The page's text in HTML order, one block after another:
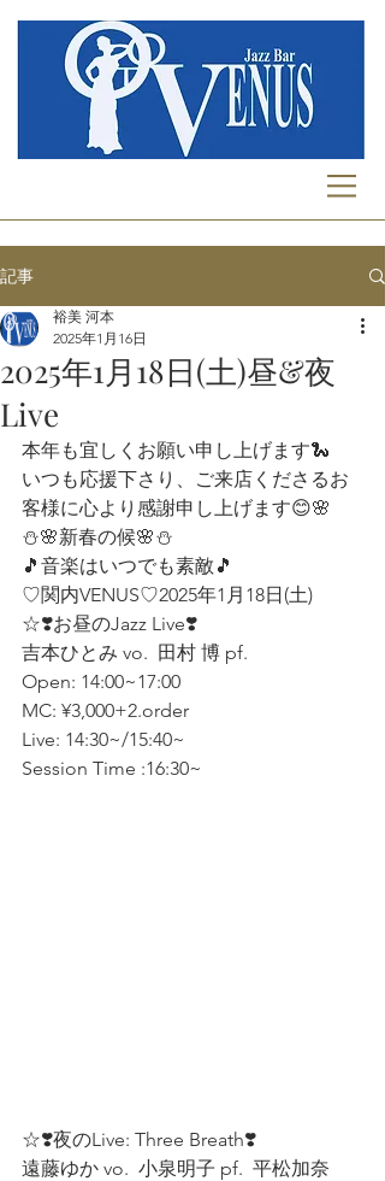
記事
2025年1月18日(土)昼&夜
Live
裕美 河本
2025年1月16日
本年も宜しくお願い申し上げます🐍
いつも応援下さり、ご来店くださるお
客様に心より感謝申し上げます😊🌸
⛄🌸新春の候🌸⛄
🎵音楽はいつでも素敵🎵
♡関内VENUS♡2025年1月18日(土)
☆❣️お昼のJazz Live❣️
吉本ひとみ vo.  田村 博 pf.
Open: 14:00~17:00
MC: ¥3,000+2.order
Live: 14:30~/15:40~
Session Time :16:30~
☆❣️夜のLive: Three Breath❣️
遠藤ゆか vo.  小泉明子 pf.  平松加奈